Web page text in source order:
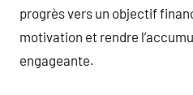
progrès vers un objectif
motivation et rendre
engageante.